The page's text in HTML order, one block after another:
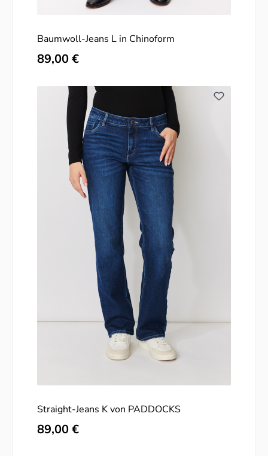
Baumwoll-Jeans L in Chinoform
Regulärer Preis:
89,00 €
Straight-Jeans K von PADDOCKS
Regulärer Preis:
89,00 €